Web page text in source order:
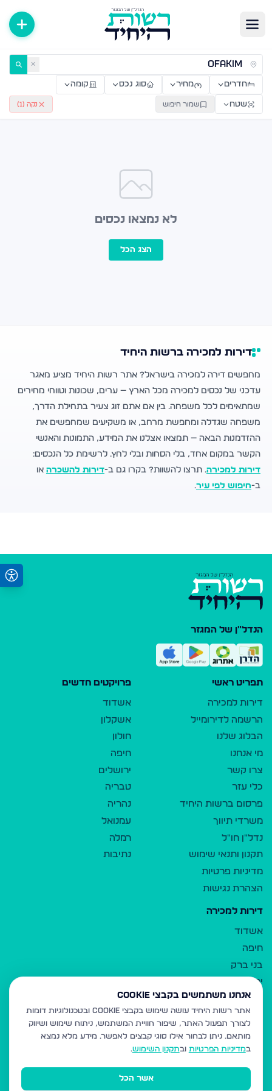
דירות למכירה ולהשכרה — רשות היחיד ✕
חדרים מחיר סוג נכס קומה
שטח שמור חיפוש נקה ( 1
)
לא נמצאו נכסים
הצג הכל
דירות למכירה ברשות היחיד
מחפשים דירה למכירה בישראל? אתר רשות היחיד מציע מאגר
עדכני של נכסים למכירה מכל הארץ — ערים, שכונות וטווחי מחירים
שמתאימים לכל משפחה. בין אם אתם זוג צעיר בתחילת הדרך,
משפחה שגדלה ומחפשת מרחב, או משקיעים שמחפשים את
ההזדמנות הבאה — תמצאו אצלנו את המידע, התמונות והאנשי
הקשר במקום אחד, בלי הסחות ובלי לחץ. לרשימת כל הנכסים:
דירות למכירה. תרצו להשוות? בקרו גם ב-דירות להשכרה או
ב-חיפוש לפי עיר.
הנדל"ן של המגזר
תפריט ראשי
דירות למכירה
הרשמה לדירומייל
הבלוג שלנו
מי אנחנו
צרו קשר
כלי עזר
פרסום ברשות היחיד
משרדי תיווך
נדל"ן חו"ל
תקנון ותנאי שימוש
מדיניות פרטיות
הצהרת נגישות
פרויקטים חדשים
אשדוד
אשקלון
חולון
חיפה
ירושלים
טבריה
נהריה
עמנואל
רמלה
נתיבות
דירות למכירה
אשדוד
חיפה
בני ברק
ירושלים
אלעד
גבעת זאב
בית שמש
רכסים
מודיעין עילית
אנחנו משתמשים בקבצי Cookie
אתר רשות היחיד עושה שימוש בקבצי Cookie ובטכנולוגיות דומות
לצורך תפעול האתר, שיפור חוויית המשתמש, ניתוח שימוש ושיווק
מותאם. ניתן לבחור אילו סוגי קבצים לאפשר. מידע מלא נמצא
במדיניות הפרטיות ובתקנון השימוש.
אשר הכל